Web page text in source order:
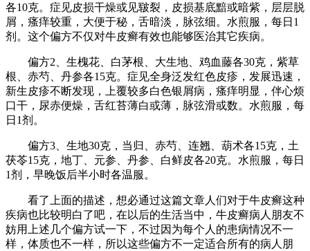
各10克。症见皮损干燥或见皲裂，皮损基底黯或暗紫，层层脱
屑，瘙痒较重，大便于秘，舌暗淡，脉弦细。水煎服，每日1
剂。这个偏方不仅对牛皮癣有效也能够医治其它疾病。
偏方2、生槐花、白茅根、大生地、鸡血藤各30克，紫草
根、赤芍、丹参各15克。症见全身泛发红色皮疹，发展迅速，
新生皮疹不断发现，上覆较多白色银屑病，瘙痒明显，伴心烦
口干，尿赤便燥，舌红苔薄白或薄，脉弦滑或数。水煎服，每
日1剂。
偏方3、生地30克，当归、赤芍、连翘、葫术各15克，土
茯苓15克，地丁、元参、丹参、白鲜皮各20克。水煎服，每日
1剂，早晚饭后半小时各温服。
看了上面的描述，想必通过这篇文章人们对于牛皮癣这种
疾病也比较明白了吧，在以后的生活当中，牛皮癣病人朋友不
妨用上述几个偏方试一下，不过因为每个人的患病情况不一
样，体质也不一样，所以这些偏方不一定适合所有的病人朋